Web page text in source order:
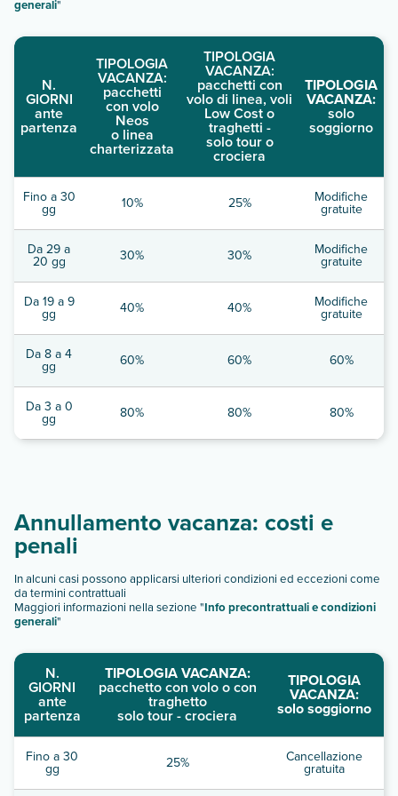
generali"
N.
GIORNI
ante
partenza
TIPOLOGIA
VACANZA:
pacchetti
con volo
Neos
o linea
charterizzata
TIPOLOGIA
VACANZA:
pacchetti con
volo di linea, voli
Low Cost o
traghetti -
solo tour o
crociera
TIPOLOGIA
VACANZA:
solo
soggiorno
Fino a 30
gg 10% 25% Modifiche
gratuite
Da 29 a
20 gg 30% 30% Modifiche
gratuite
Da 19 a 9
gg 40% 40% Modifiche
gratuite
Da 8 a 4
gg 60% 60% 60%
Da 3 a 0
gg 80% 80% 80%
Annullamento vacanza: costi e
penali
In alcuni casi possono applicarsi ulteriori condizioni ed eccezioni come
da termini contrattuali
Maggiori informazioni nella sezione "Info precontrattuali e condizioni
generali"
N.
GIORNI
ante
partenza
TIPOLOGIA VACANZA:
pacchetto con volo o con
traghetto
solo tour - crociera
TIPOLOGIA
VACANZA:
solo soggiorno
Fino a 30
gg 25% Cancellazione
gratuita